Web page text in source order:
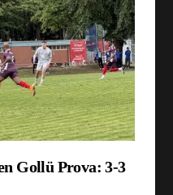
Gollü Prova: 3-3